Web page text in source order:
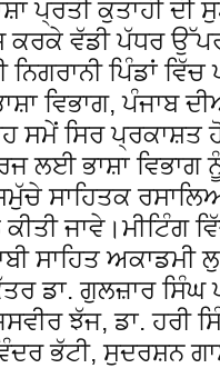
ਪ੍ਰਤੀ ਕੁਤਾਹੀ ਦੀ
ਕਰਕੇ ਵੱਡੀ ਪੱਧਰ
ਨਿਗਰਾਨੀ ਪਿੰਡਾਂ
ਵਿਭਾਗ, ਪੰਜਾਬ
ਸਮੇਂ ਸਿਰ
ਲਈ ਭਾਸ਼ਾ ਵਿਭਾਗ
ਸਾਹਿਤਕ
ਕੀਤੀ ਜਾਵੇ।ਮੀਟਿੰਗ
ਸਾਹਿਤ ਅਕਾਡਮੀ
ਡਾ. ਗੁਲਜ਼ਾਰ ਸਿੰਘ
ਝੱਜ, ਡਾ. ਹਰੀ
ਭੱਟੀ, ਸੁਦਰਸ਼ਨ